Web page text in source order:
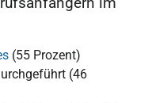
(55 Prozent)
(46